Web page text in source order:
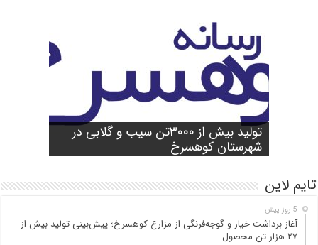
آغاز برداشت خیار و گوجه‌فرنگی از مزارع
کوهسرخ؛ پیش‌بینی تولید بیش از ۲۷ هزار
تن محصول
تولید بیش از ۳۰۰۰تن سیب و گلابی در
شهرستان کوهسرخ
واژگونی مرگبار مینی‌بوس زائران گنابادی
در محور کاشمر ـ کوهسرخ؛ ۵ جان‌باخته و
۲۵ مصدوم
بازدید میدانی مسئولان از محور کاشمر ـ
کوهسرخ و بررسی نقاط حادثه‌خیز
شورای آموزش و پرورش شهرستان
کوهسرخ برگزار شد؛ تأکید بر آمادگی
مدارس برای سال تحصیلی جدید
تایم لاین
5 روز پیش
آغاز برداشت خیار و گوجه‌فرنگی از مزارع کوهسرخ؛ پیش‌بینی تولید بیش از
۲۷ هزار تن محصول